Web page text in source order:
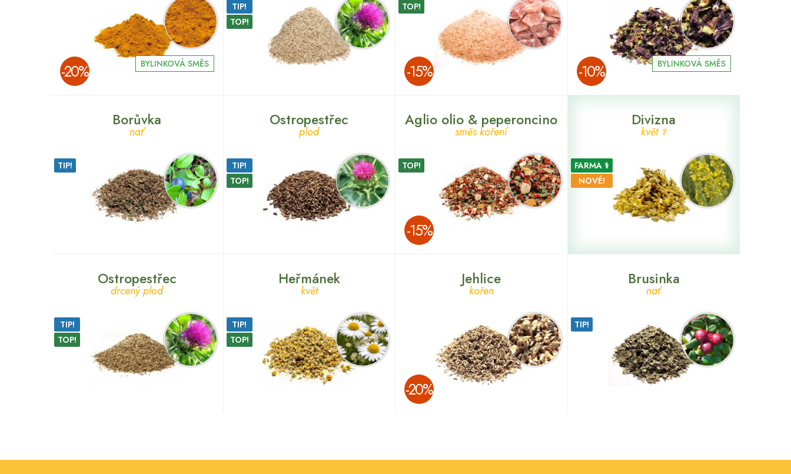
BYLINKOVÁ SMĚS
­-20%
TIP!
TOP!
TOP!
­-15% BYLINKOVÁ SMĚS
­-10%
Borůvka
nať
TIP!
Ostropestřec
plod
TIP!
TOP!
Aglio olio & peperoncino
směs koření
TOP!
­-15%
Divizna
květ ⚕
FARMA ⚕
NOVÉ!
Ostropestřec
drcený plod
TIP!
TOP!
Heřmánek
květ
TIP!
TOP!
Jehlice
kořen
­-20%
Brusinka
nať
TIP!